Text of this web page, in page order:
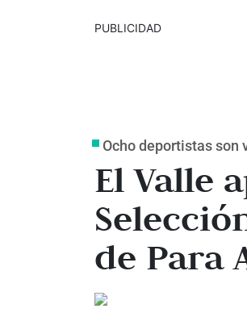
PUBLICIDAD
Ocho deportistas son
El Valle
de Para